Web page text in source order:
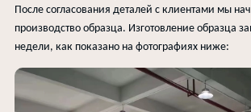
После согласования деталей с клиентами мы
производство образца. Изготовление образца
недели, как показано на фотографиях ниже: